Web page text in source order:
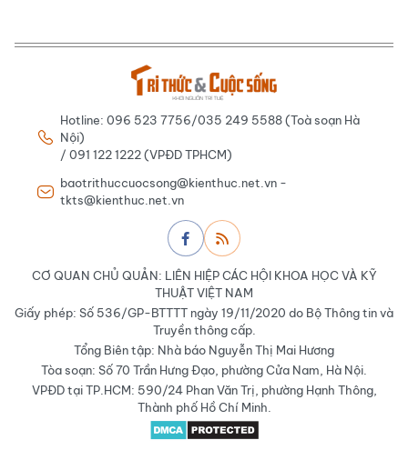
Hotline: 096 523 7756/035 249 5588 (Toà soạn Hà
Nội)
/ 091 122 1222 (VPĐD TPHCM)
baotrithuccuocsong@kienthuc.net.vn -
tkts@kienthuc.net.vn
CƠ QUAN CHỦ QUẢN: LIÊN HIỆP CÁC HỘI KHOA HỌC VÀ KỸ
THUẬT VIỆT NAM
Giấy phép: Số 536/GP-BTTTT ngày 19/11/2020 do Bộ Thông tin và
Truyền thông cấp.
Tổng Biên tập: Nhà báo Nguyễn Thị Mai Hương
Tòa soạn: Số 70 Trần Hưng Đạo, phường Cửa Nam, Hà Nội.
VPĐD tại TP.HCM: 590/24 Phan Văn Trị, phường Hạnh Thông,
Thành phố Hồ Chí Minh.